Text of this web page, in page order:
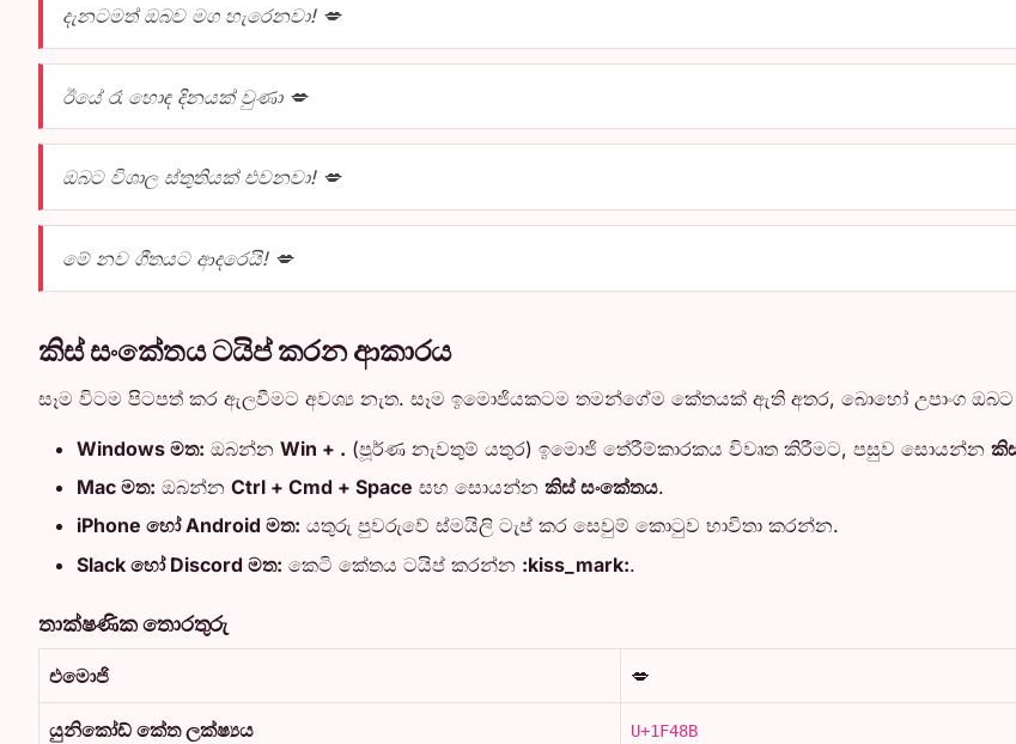
දැනටමත් ඔබව මග හැරෙනවා! 💋
ඊයේ රෑ හොඳ දිනයක් වුණා 💋
ඔබට විශාල ස්තුතියක් එවනවා! 💋
මේ නව ගීතයට ආදරෙයි! 💋
කිස් සංකේතය ටයිප් කරන ආකාරය
සෑම විටම පිටපත් කර ඇලවීමට අවශ්‍ය නැත. සෑම ඉමොජියකටම තමන්ගේම කේතයක් ඇති අතර, බොහෝ උපාංග ඔබට
Windows මත: ඔබන්න Win + . (පූර්ණ නැවතුම් යතුර) ඉමොජි තේරීම්කාරකය විවෘත කිරීමට, පසුව සොයන්න
Mac මත: ඔබන්න Ctrl + Cmd + Space සහ සොයන්න කිස් සංකේතය.
iPhone හෝ Android මත: යතුරු පුවරුවේ ස්මයිලි ටැප් කර සෙවුම් කොටුව භාවිතා කරන්න.
Slack හෝ Discord මත: කෙටි කේතය ටයිප් කරන්න :kiss_mark:.
තාක්ෂණික තොරතුරු
එමොජි 💋
යුනිකෝඩ් කේත ලක්ෂ්‍යය U+1F48B